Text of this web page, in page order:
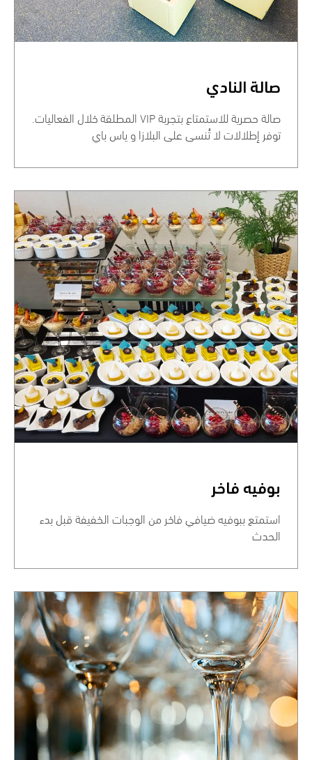
صالة النادي
صالة حصرية للاستمتاع بتجربة VIP المطلقة خلال الفعاليات.
توفر إطلالات لا تُنسى على البلازا و ياس باي
بوفيه فاخر
استمتع ببوفيه ضيافي فاخر من الوجبات الخفيفة قبل بدء
الحدث